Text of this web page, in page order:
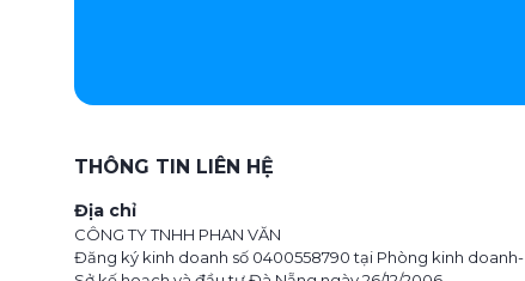
THÔNG TIN LIÊN HỆ
Địa chỉ
CÔNG TY TNHH PHAN VĂN
Đăng ký kinh doanh số 0400558790 tại Phòng kinh doanh-